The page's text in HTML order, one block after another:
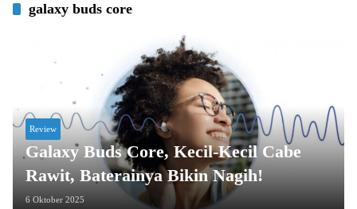
galaxy buds core
Review
Galaxy Buds Core, Kecil-Kecil Cabe
Rawit, Baterainya Bikin Nagih!
6 Oktober 2025